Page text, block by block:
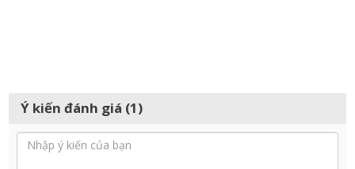
Ý kiến đánh giá (1)